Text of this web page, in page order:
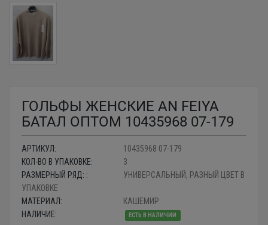
ГОЛЬФЫ ЖЕНСКИЕ AN FEIYA
БАТАЛ ОПТОМ 10435968 07-179
АРТИКУЛ:
10435968 07-179
КОЛ-ВО В УПАКОВКЕ:
3
РАЗМЕРНЫЙ РЯД: :
УНИВЕРСАЛЬНЫЙ, РАЗНЫЙ ЦВЕТ В
УПАКОВКЕ
МАТЕРИАЛ:
КАШЕМИР
НАЛИЧИЕ:
ЕСТЬ В НАЛИЧИИ